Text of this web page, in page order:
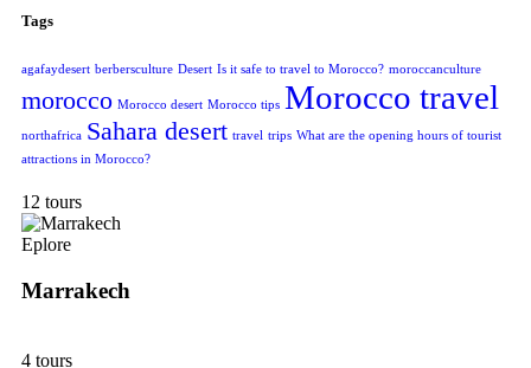
Tags
agafaydesert berbersculture Desert Is it safe to travel to Morocco? moroccanculture
morocco Morocco desert Morocco tips Morocco travel
northafrica Sahara desert travel trips What are the opening hours of tourist
attractions in Morocco?
12 tours
Eplore
Marrakech
4 tours